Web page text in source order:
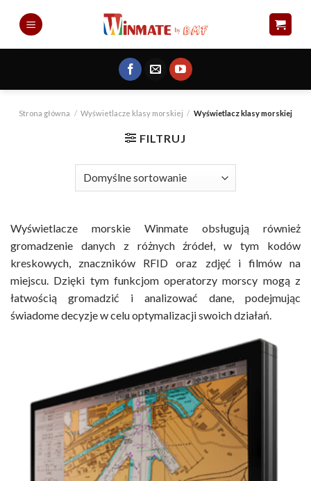
Strona główna / Wyświetlacze klasy morskiej / Wyświetlacz klasy morskiej
FILTRUJ
Wyświetlacze morskie Winmate obsługują również
gromadzenie danych z różnych źródeł, w tym kodów
kreskowych, znaczników RFID oraz zdjęć i filmów na
miejscu. Dzięki tym funkcjom operatorzy morscy mogą z
łatwością gromadzić i analizować dane, podejmując
świadome decyzje w celu optymalizacji swoich działań.